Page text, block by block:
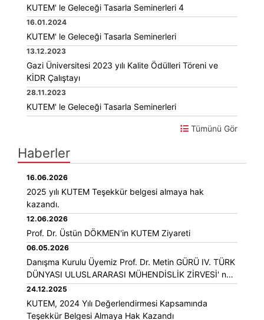
KUTEM' le Geleceği Tasarla Seminerleri 4
16.01.2024
KUTEM' le Geleceği Tasarla Seminerleri
13.12.2023
Gazi Üniversitesi 2023 yılı Kalite Ödülleri Töreni ve
KİDR Çalıştayı
28.11.2023
KUTEM' le Geleceği Tasarla Seminerleri
Tümünü Gör
Haberler
16.06.2026
2025 yılı KUTEM Teşekkür belgesi almaya hak
kazandı.
12.06.2026
Prof. Dr. Üstün DÖKMEN'in KUTEM Ziyareti
06.05.2026
Danışma Kurulu Üyemiz Prof. Dr. Metin GÜRÜ IV. TÜRK
DÜNYASI ULUSLARARASI MÜHENDİSLİK ZİRVESİ' ne
katılım sağlamıştır.
24.12.2025
KUTEM, 2024 Yılı Değerlendirmesi Kapsamında
Teşekkür Belgesi Almaya Hak Kazandı